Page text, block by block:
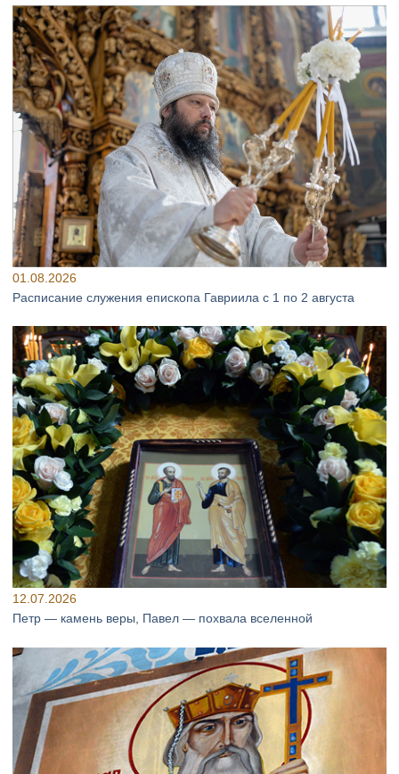
01.08.2026
Расписание служения епископа Гавриила с 1 по 2 августа
12.07.2026
Петр — камень веры, Павел — похвала вселенной